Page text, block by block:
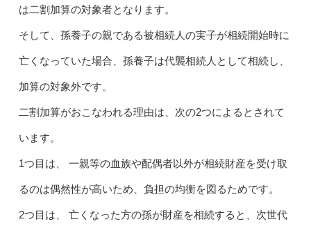
は二割加算の対象者となります。
そして、孫養子の親である被相続人の実子が相続開始時に
亡くなっていた場合、孫養子は代襲相続人として相続し、
加算の対象外です。
二割加算がおこなわれる理由は、次の2つによるとされて
います。
1つ目は、 一親等の血族や配偶者以外が相続財産を受け取
るのは偶然性が高いため、負担の均衡を図るためです。
2つ目は、 亡くなった方の孫が財産を相続すると、次世代